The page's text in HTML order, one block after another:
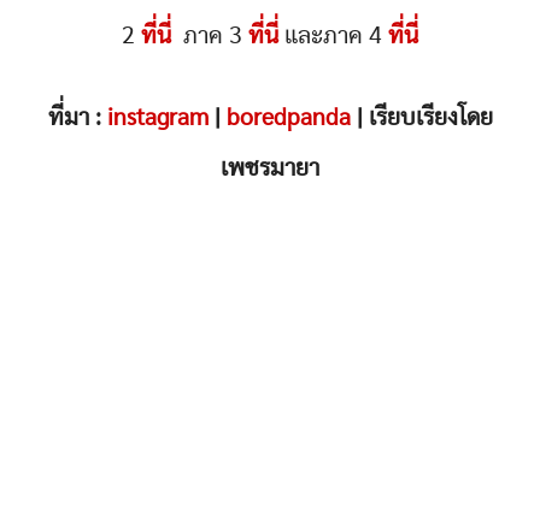
2 ที่นี่ภาค 3 ที่นี่และภาค 4 ที่นี่
ที่มา : instagram| boredpanda| เรียบเรียงโดย
เพชรมายา